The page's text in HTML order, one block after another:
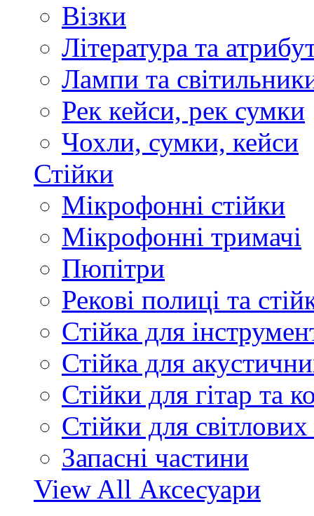
Візки
Література та
Лампи та
Рек кейси, рек сумки
Чохли, сумки, кейси
Стійки
Мікрофонні стійки
Мікрофонні тримачі
Пюпітри
Рекові полиці та
Стійка для
Стійка для
Стійки для гітар та
Стійки для
Запасні частини
View All Аксесуари